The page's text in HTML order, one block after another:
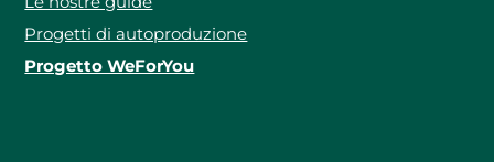
Progetti di autoproduzione
Progetto WeForYou